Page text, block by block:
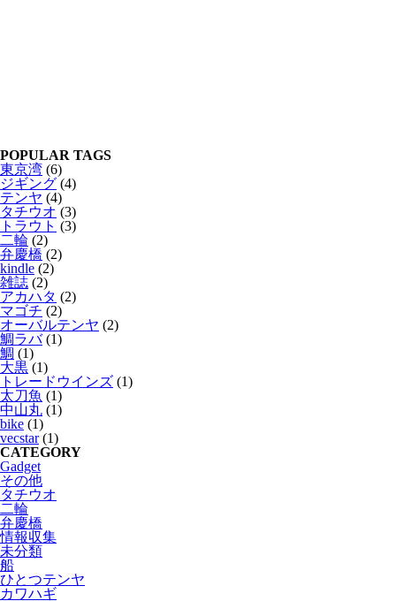
POPULAR TAGS
東京湾 (6)
ジギング (4)
テンヤ (4)
タチウオ (3)
トラウト (3)
二輪 (2)
弁慶橋 (2)
kindle (2)
雑誌 (2)
アカハタ (2)
マゴチ (2)
オーバルテンヤ (2)
鯛ラバ(1)
鯛 (1)
大黒 (1)
トレードウインズ (1)
太刀魚 (1)
中山丸 (1)
bike (1)
vecstar(1)
CATEGORY
Gadget
その他
タチウオ
二輪
弁慶橋
情報収集
未分類
船
ひとつテンヤ
カワハギ